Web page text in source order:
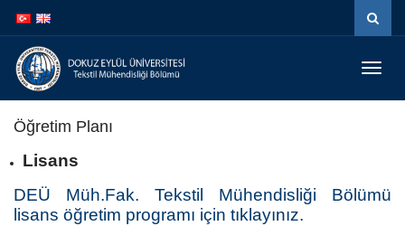
atla
atla
Öğretim Planı
Lisans
DEÜ Müh.Fak. Tekstil Mühendisliği Bölümü
lisans öğretim programı için tıklayınız.